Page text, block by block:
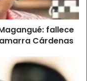
fallece
Cárdenas